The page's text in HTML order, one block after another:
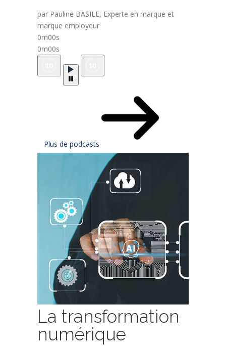
par Pauline BASILE, Experte en marque et
marque employeur
0m00s
0m00s
Plus de podcasts
La transformation
numérique